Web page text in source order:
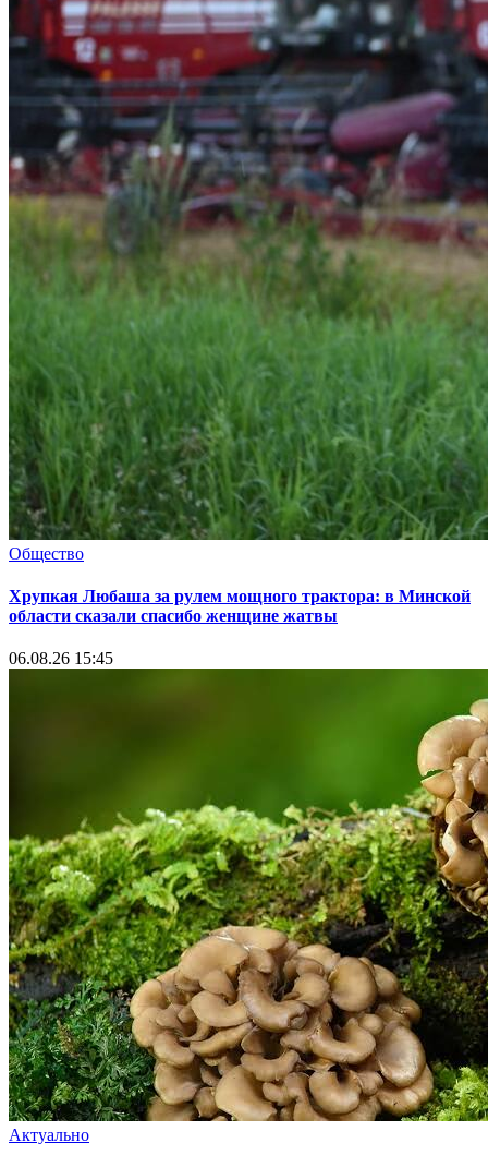
Общество
Хрупкая Любаша за рулем мощного трактора: в Минской
области сказали спасибо женщине жатвы
06.08.26 15:45
Актуально